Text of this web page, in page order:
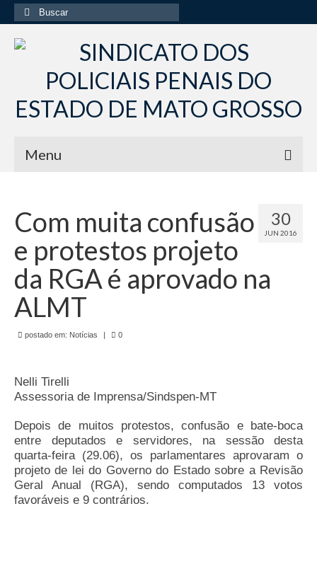
Buscar
por:
Menu
Institucional
Diretoria Sindsppen
Histórico do Sindsppen
Histórico do Sistema Penitenciário do Estado
Estatuto do Sindsppen
Serviços prestados pelo Sindicato dos
Servidores Penitenciários de Mato Grosso
Filie-se
30
JUN 2016
Com muita confusão
e protestos projeto
da RGA é aprovado na
ALMT
postado em: Notícias | 0
Nelli Tirelli
Assessoria de Imprensa/Sindspen-MT
Depois de muitos protestos, confusão e bate-boca
entre deputados e servidores, na sessão desta
quarta-feira (29.06), os parlamentares aprovaram o
projeto de lei do Governo do Estado sobre a Revisão
Geral Anual (RGA), sendo computados 13 votos
favoráveis e 9 contrários.